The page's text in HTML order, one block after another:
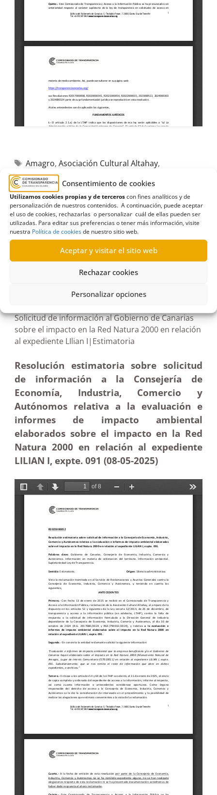
Consentimiento de cookies
Utilizamos cookies propias y de terceroscon fines analíticos y de
personalización de nuestros contenidos. A continuación, puede aceptar
el uso de cookies, rechazarlas o personalizar cuál de ellas pueden ser
utilizadas. Para editar sus preferencias o tener más información, visite
nuestra Política de cookiesde nuestro sitio web.
Aceptar y visitar el sitio web
Rechazar cookies
Personalizar opciones
Amagro, Asociación Cultural Altahay,
autónomos,
Economía,Estimatoria
medioambiental,Industria,Informes,Lilian,San
Francisco
Solicitud de información al Gobierno de Canarias
sobre el impacto en la Red Natura 2000 en relación
al expediente LIlian I|Estimatoria
Resolución estimatoria sobre solicitud
de información a la Consejería de
Economía, Industria, Comercio y
Autónomos relativa a la evaluación e
informes de impacto ambiental
elaborados sobre el impacto en la Red
Natura 2000 en relación al expediente
LILIAN I, expte. 091 (08-05-2025)